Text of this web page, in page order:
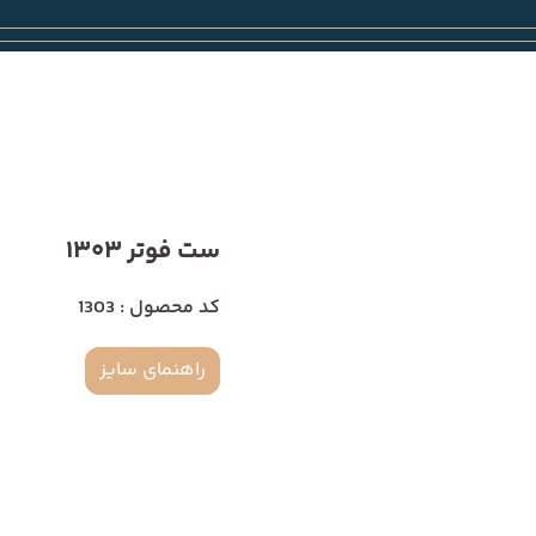
ست فوتر 1303
کد محصول : 1303
راهنمای سایز